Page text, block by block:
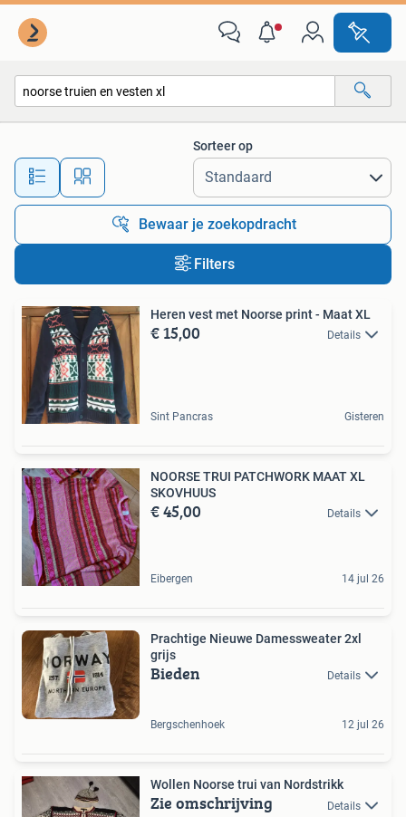
Alle afstanden…
Sorteer op
Bewaar je zoekopdracht
Filters
Heren vest met Noorse print - Maat XL
€ 15,00 Details
Sint Pancras Gisteren
NOORSE TRUI PATCHWORK MAAT XL
SKOVHUUS
€ 45,00 Details
Eibergen 14 jul 26
Prachtige Nieuwe Damessweater 2xl
grijs
Bieden Details
Bergschenhoek 12 jul 26
Wollen Noorse trui van Nordstrikk
Zie omschrijving Details